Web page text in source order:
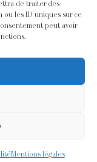
de traiter des
ou les ID uniques sur ce
peut avoir
Mentions légales
Givememore